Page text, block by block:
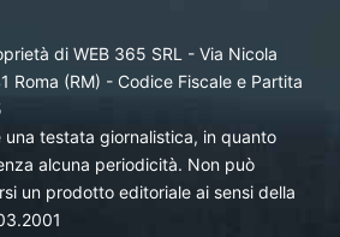
di WEB 365 SRL - Via Nicola
Roma (RM) - Codice Fiscale e Partita
una testata giornalistica, in quanto
alcuna periodicità. Non può
un prodotto editoriale ai sensi della